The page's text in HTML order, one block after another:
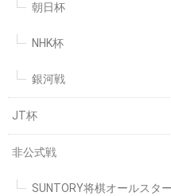
朝日杯
NHK杯
銀河戦
JT杯
非公式戦
SUNTORY将棋オールスター